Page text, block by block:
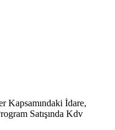
Kapsamındaki İdare,
Satışında Kdv